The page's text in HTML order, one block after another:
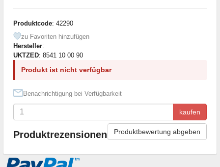
Produktcode: 42290
zu Favoriten hinzufügen
Hersteller:
UKTZED: 8541 10 00 90
Produkt ist nicht verfügbar
Benachrichtigung bei Verfügbarkeit
kaufen
Produktrezensionen Produktbewertung abgeben